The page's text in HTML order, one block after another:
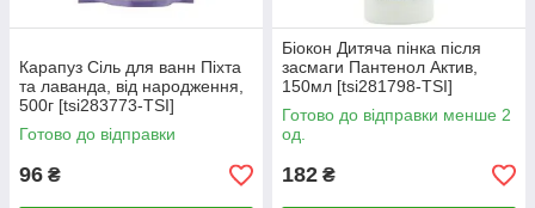
Карапуз Сіль для ванн Піхта
та лаванда, від народження,
500г [tsi283773-TSI]
Готово до відправки
96 ₴
Біокон Дитяча пінка після
засмаги Пантенол Актив,
150мл [tsi281798-TSI]
Готово до відправки менше 2
од.
182 ₴